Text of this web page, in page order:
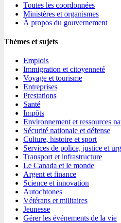
Toutes les coordonnées
Ministères et organismes
À propos du gouvernement
Thèmes et sujets
Emplois
Immigration et citoyenneté
Voyage et tourisme
Entreprises
Prestations
Santé
Impôts
Environnement et ressources
Sécurité nationale et défense
Culture, histoire et sport
Services de police, justice et
Transport et infrastructure
Le Canada et le monde
Argent et finance
Science et innovation
Autochtones
Vétérans et militaires
Jeunesse
Gérer les événements de la vie